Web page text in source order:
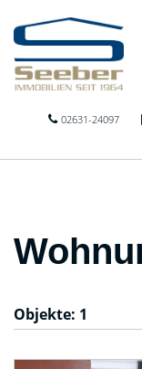
02631-24097
Objekte: 1